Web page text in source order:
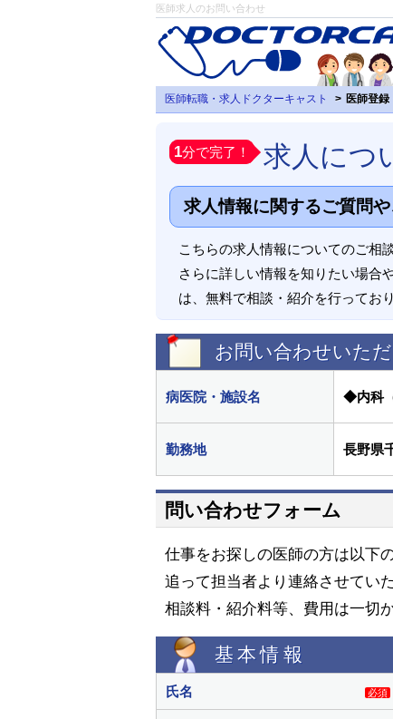
医師求人のお問い合わせ
医師転職・求人ドクターキャスト 医師登
1分で完了！ 求人につ
求人情報に関するご質問
こちらの求人情報についてのご相
さらに詳しい情報を知りたい場合
は、無料で相談・紹介を行ってお
お問い合わせいただ
病医院・施設名 ◆内科
勤務地 長野県
問い合わせフォーム
仕事をお探しの医師の方は以下
追って担当者より連絡させてい
相談料・紹介料等、費用は一切
基本情報
氏名 必須